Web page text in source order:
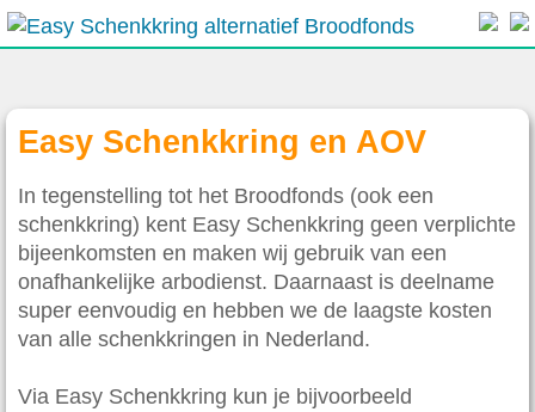
Easy Schenkkring en AOV
In tegenstelling tot het Broodfonds (ook een
schenkkring) kent Easy Schenkkring geen verplichte
bijeenkomsten en maken wij gebruik van een
onafhankelijke arbodienst. Daarnaast is deelname
super eenvoudig en hebben we de laagste kosten
van alle schenkkringen in Nederland.
Via Easy Schenkkring kun je bijvoorbeeld